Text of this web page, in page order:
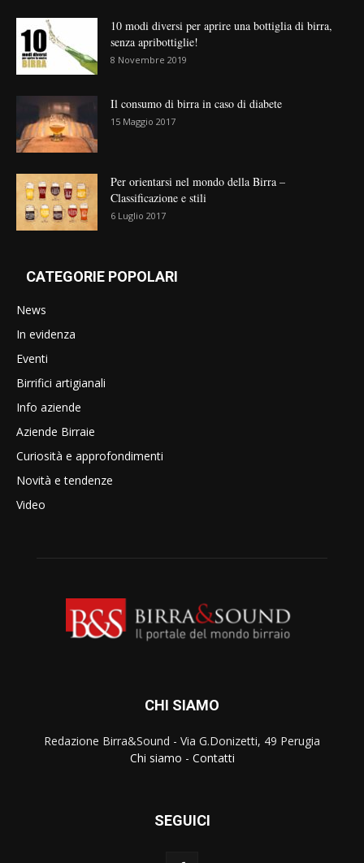
10 modi diversi per aprire una bottiglia di birra,
senza apribottiglie!
8 Novembre 2019
Il consumo di birra in caso di diabete
15 Maggio 2017
Per orientarsi nel mondo della Birra –
Classificazione e stili
6 Luglio 2017
CATEGORIE POPOLARI
News
In evidenza
Eventi
Birrifici artigianali
Info aziende
Aziende Birraie
Curiosità e approfondimenti
Novità e tendenze
Video
CHI SIAMO
Redazione Birra&Sound - Via G.Donizetti, 49 Perugia
Chi siamo - Contatti
SEGUICI